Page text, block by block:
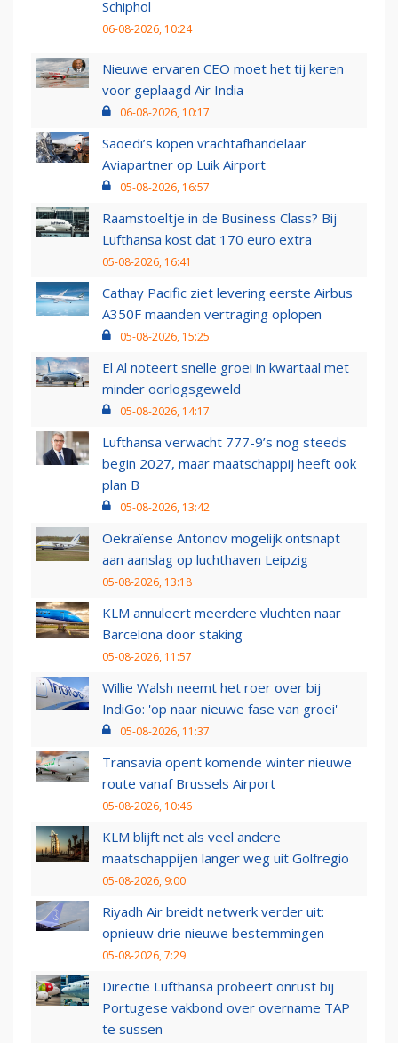
Schiphol
06-08-2026, 10:24
Nieuwe ervaren CEO moet het tij keren
voor geplaagd Air India
06-08-2026, 10:17
Saoedi’s kopen vrachtafhandelaar
Aviapartner op Luik Airport
05-08-2026, 16:57
Raamstoeltje in de Business Class? Bij
Lufthansa kost dat 170 euro extra
05-08-2026, 16:41
Cathay Pacific ziet levering eerste Airbus
A350F maanden vertraging oplopen
05-08-2026, 15:25
El Al noteert snelle groei in kwartaal met
minder oorlogsgeweld
05-08-2026, 14:17
Lufthansa verwacht 777-9’s nog steeds
begin 2027, maar maatschappij heeft ook
plan B
05-08-2026, 13:42
Oekraïense Antonov mogelijk ontsnapt
aan aanslag op luchthaven Leipzig
05-08-2026, 13:18
KLM annuleert meerdere vluchten naar
Barcelona door staking
05-08-2026, 11:57
Willie Walsh neemt het roer over bij
IndiGo: 'op naar nieuwe fase van groei'
05-08-2026, 11:37
Transavia opent komende winter nieuwe
route vanaf Brussels Airport
05-08-2026, 10:46
KLM blijft net als veel andere
maatschappijen langer weg uit Golfregio
05-08-2026, 9:00
Riyadh Air breidt netwerk verder uit:
opnieuw drie nieuwe bestemmingen
05-08-2026, 7:29
Directie Lufthansa probeert onrust bij
Portugese vakbond over overname TAP
te sussen